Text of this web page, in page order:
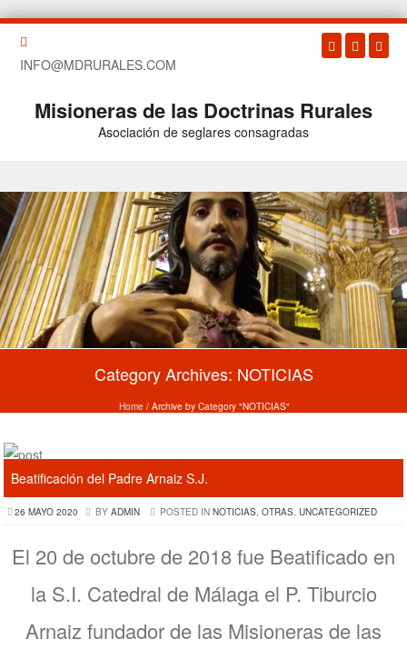
INFO@MDRURALES.COM
Misioneras de las Doctrinas Rurales
Asociación de seglares consagradas
Skip to content
Category Archives: NOTICIAS
Home / Archive by Category "NOTICIAS"
Beatificación del Padre Arnaiz S.J.
26 MAYO 2020 BY ADMIN POSTED IN NOTICIAS, OTRAS, UNCATEGORIZED
El 20 de octubre de 2018 fue Beatificado en
la S.I. Catedral de Málaga el P. Tiburcio
Arnaiz fundador de las Misioneras de las